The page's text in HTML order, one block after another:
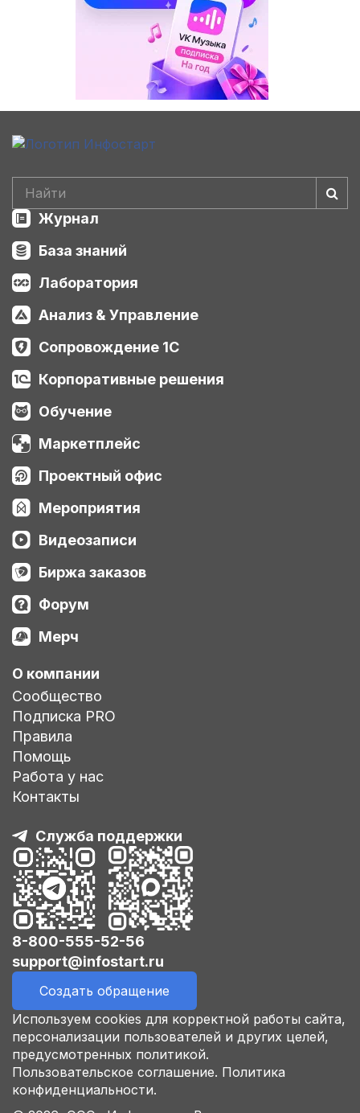
Журнал
База знаний
Лаборатория
Анализ & Управление
Сопровождение 1С
Корпоративные решения
Обучение
Маркетплейс
Проектный офис
Мероприятия
Видеозаписи
Биржа заказов
Форум
Мерч
О компании
Сообщество
Подписка PRO
Правила
Помощь
Работа у нас
Контакты
Служба поддержки
8-800-555-52-56
support@infostart.ru
Создать обращение
Используем cookies для корректной работы сайта,
персонализации пользователей и других целей,
предусмотренных политикой.
Пользовательское соглашение. Политика
конфиденциальности.